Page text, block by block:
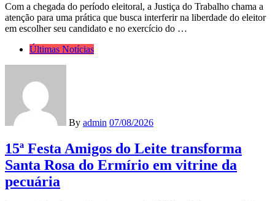
Com a chegada do período eleitoral, a Justiça do Trabalho chama a
atenção para uma prática que busca interferir na liberdade do eleitor
em escolher seu candidato e no exercício do …
Últimas Notícias
By admin 07/08/2026
15ª Festa Amigos do Leite transforma
Santa Rosa do Ermírio em vitrine da
pecuária